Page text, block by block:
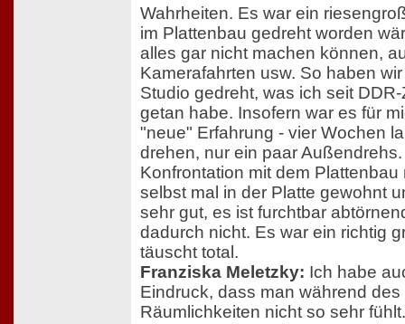
Wahrheiten. Es war ein
im Plattenbau gedreht worden
alles gar nicht machen können,
Kamerafahrten usw. So haben
Studio gedreht, was ich seit
getan habe. Insofern war es für
"neue" Erfahrung - vier Wochen
drehen, nur ein paar
Konfrontation mit dem
selbst mal in der Platte gewohnt
sehr gut, es ist furchtbar
dadurch nicht. Es war ein richtig
täuscht total.
Franziska Meletzky: Ich habe
Eindruck, dass man während
Räumlichkeiten nicht so sehr fühlt.